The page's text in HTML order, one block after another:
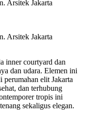
Arsitek Jakarta
Arsitek Jakarta
inner courtyard dan
dan udara. Elemen ini
elit Jakarta
dan terhubung
tropis ini
sekaligus elegan.